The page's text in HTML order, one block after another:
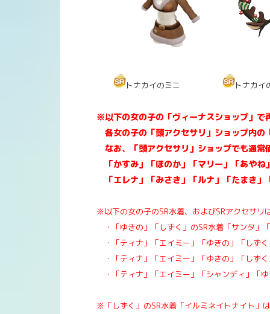
トナカイのミニ トナカイ
※以下の女の子の「ヴィーナスショップ」で
各女の子の「頭アクセサリ」ショップ内の
なお、「頭アクセサリ」ショップでも通常
「かすみ」「ほのか」「マリー」「あやね
「エレナ」「みさき」「ルナ」「たまき」
※以下の女の子のSR水着、およびSRアクセサリ
・「ゆきの」「しずく」のSR水着「サンタ」
・「ティナ」「エイミー」「ゆきの」「しず
・「ティナ」「エイミー」「ゆきの」「しず
・「ティナ」「エイミー」「シャンディ」「
※「しずく」のSR水着「イルミネイトナイト」